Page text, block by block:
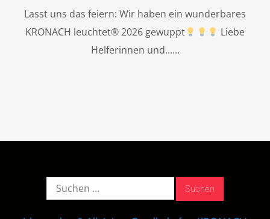
Lasst uns das feiern: Wir haben ein wunderbares
KRONACH leuchtet® 2026 gewuppt
Liebe
Helferinnen und...
Suche